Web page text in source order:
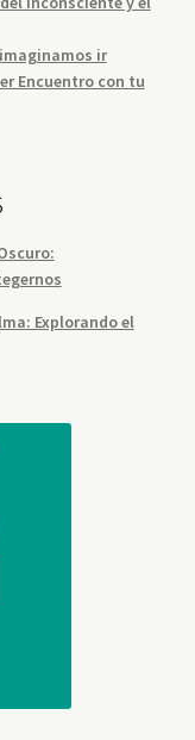
ir
Encuentro con tu
Explorando el